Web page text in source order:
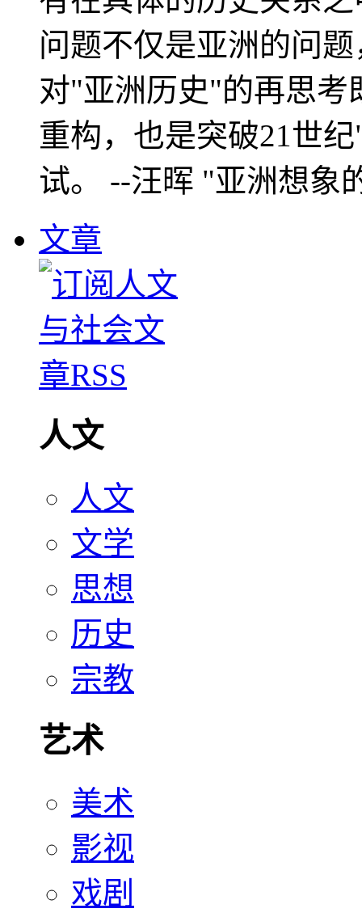
问题不仅是亚洲的问
对"亚洲历史"的再思考
重构，也是突破21世
试。 --汪晖 "亚洲想象
文章
人文
人文
文学
思想
历史
宗教
艺术
美术
影视
戏剧